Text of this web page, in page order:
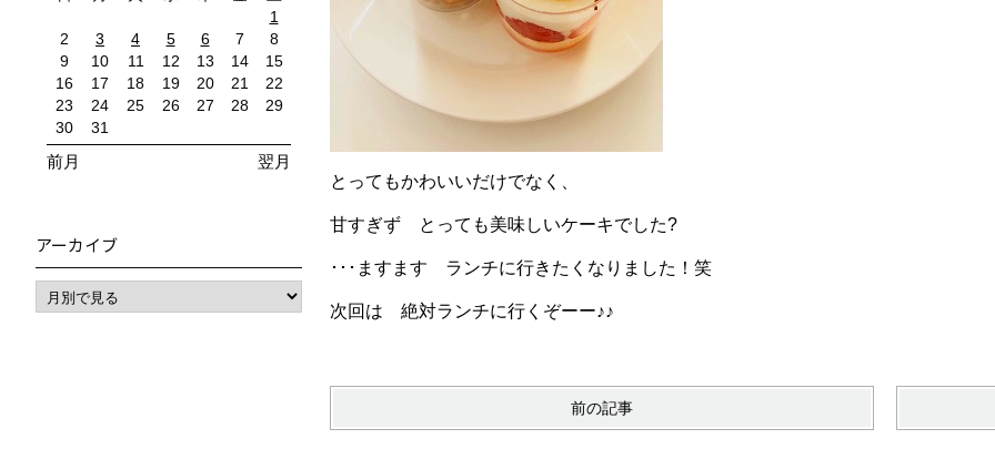
とってもかわいいだけでなく、
甘すぎず とっても美味しいケーキでした?
･･･ますます ランチに行きたくなりました！笑
次回は 絶対ランチに行くぞーー♪♪
前の記事
1
2
3 4 5 6 7
8
9
10 11 12 13 14
15
16
17 18 19 20 21
22
23
24 25 26 27 28
29
30
31
前月 翌月
アーカイブ